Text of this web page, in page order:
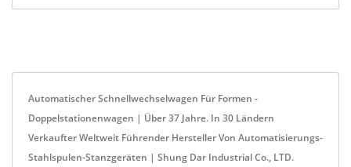
Automatischer Schnellwechselwagen Für Formen -
Doppelstationenwagen | Über 37 Jahre. In 30 Ländern
Verkaufter Weltweit Führender Hersteller Von Automatisierungs-
Stahlspulen-Stanzgeräten | Shung Dar Industrial Co., LTD.